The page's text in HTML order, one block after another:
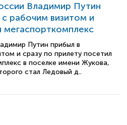
Владимир Путин
рабочим визитом и
мегаспорткомплекс
Путин прибыл в
и сразу по прилету посетил
в поселке имени Жукова,
стал Ледовый д..